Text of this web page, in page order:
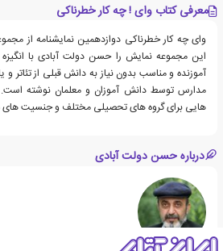
معرفی کتاب وای ! چه کار خطرناکی
وای چه کار خطرناکی دوازدهمین نمایشنامه از
این مجموعه نمایش را حسن دولت آبادی با انگیزه
آموزنده و مناسب بدون نیاز به دانش قبلی از
مدارس توسط دانش آموزان و معلمان نوشته است.
هایی برای گروه های تحصیلی مختلف و جنسیت
درباره حسن دولت آبادی